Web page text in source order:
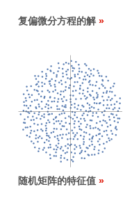
复偏微分方程的解
随机矩阵的特征值